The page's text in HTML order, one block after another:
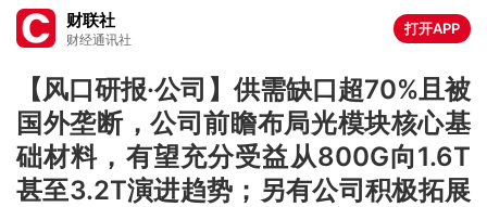
财联社
财经通讯社
打开APP
【风口研报·公司】供需缺口超70%且被
国外垄断，公司前瞻布局光模块核心基
础材料，有望充分受益从800G向1.6T
甚至3.2T演进趋势；另有公司积极拓展